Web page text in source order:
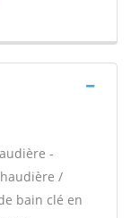
-
/
bain clé en